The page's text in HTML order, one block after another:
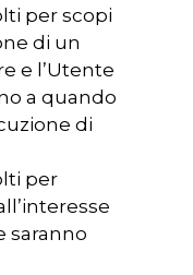
per scopi
di un
e l’Utente
a quando
di
per
saranno